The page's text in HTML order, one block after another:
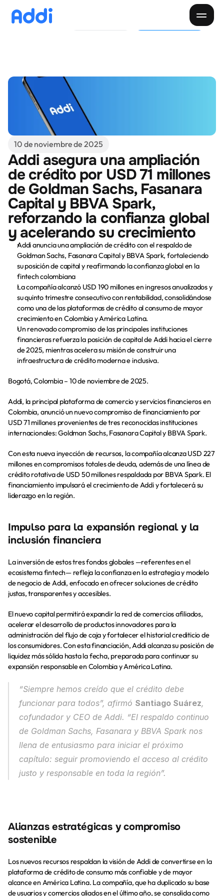
Inicio
Descubre Addi
Creditos
Donde comprar
Nuestra app
Sobre Addi
Blog
Paga tu cuota
Descarga la app
10 de noviembre de 2025
Addi asegura una ampliación
de crédito por USD 71 millones
de Goldman Sachs, Fasanara
Capital y BBVA Spark,
reforzando la confianza global
y acelerando su crecimiento
Addi anuncia una ampliación de crédito con el respaldo de
Goldman Sachs, Fasanara Capital y BBVA Spark, fortaleciendo
su posición de capital y reafirmando la confianza global en la
fintech colombiana
La compañía alcanzó USD 190 millones en ingresos anualizados y
su quinto trimestre consecutivo con rentabilidad, consolidándose
como una de las plataformas de crédito al consumo de mayor
crecimiento en Colombia y América Latina.
Un renovado compromiso de las principales instituciones
financieras refuerza la posición de capital de Addi hacia el cierre
de 2025, mientras acelera su misión de construir una
infraestructura de crédito moderna e inclusiva.
Bogotá, Colombia – 10 de noviembre de 2025.
Addi, la principal plataforma de comercio y servicios financieros en
USD 71 millones provenientes de tres reconocidas instituciones
internacionales: Goldman Sachs, Fasanara Capital y BBVA Spark.
Con esta nueva inyección de recursos, la compañía alcanza USD 227
millones en compromisos totales de deuda, además de una línea de
crédito rotativa de USD 50 millones respaldada por BBVA Spark. El
financiamiento impulsará el crecimiento de Addi y fortalecerá su
liderazgo en la región.
Impulso para la expansión regional y la
inclusión financiera
La inversión de estos tres fondos globales —referentes en el
ecosistema fintech— refleja la confianza en la estrategia y modelo
de negocio de Addi, enfocado en ofrecer soluciones de crédito
justas, transparentes y accesibles.
El nuevo capital permitirá expandir la red de comercios afiliados,
acelerar el desarrollo de productos innovadores para la
administración del flujo de caja y fortalecer el historial crediticio de
los consumidores. Con esta financiación, Addi alcanza su posición de
liquidez más sólida hasta la fecha, preparada para continuar su
expansión responsable en Colombia y América Latina.
“Siempre hemos creído que el crédito debe
funcionar para todos”, afirmó Santiago Suárez,
cofundador y CEO de Addi. “El respaldo continuo
de Goldman Sachs, Fasanara y BBVA Spark nos
llena de entusiasmo para iniciar el próximo
capítulo: seguir promoviendo el acceso al crédito
justo y responsable en toda la región”.
Alianzas estratégicas y compromiso
sostenible
Los nuevos recursos respaldan la visión de Addi de convertirse en la
plataforma de crédito de consumo más confiable y de mayor
alcance en América Latina. La compañía, que ha duplicado su base
de usuarios y comercios aliados en el último año, se consolida como